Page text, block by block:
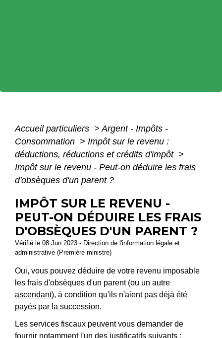
Accueil particuliers > Argent - Impôts -
Consommation > Impôt sur le revenu :
déductions, réductions et crédits d'impôt >
Impôt sur le revenu - Peut-on déduire les frais
d'obsèques d'un parent ?
IMPÔT SUR LE REVENU -
PEUT-ON DÉDUIRE LES FRAIS
D'OBSÈQUES D'UN PARENT ?
Vérifié le 08 Jun 2023 - Direction de l'information légale et
administrative (Première ministre)
Oui, vous pouvez déduire de votre revenu imposable
les frais d'obsèques d'un parent (ou un autre
ascendant), à condition qu'ils n'aient pas déjà été
payés par la succession.
Les services fiscaux peuvent vous demander de
fournir notamment l'un des justificatifs suivants :